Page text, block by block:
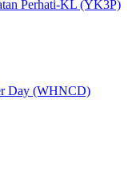
Perhati-KL (YK3P)
Day (WHNCD)